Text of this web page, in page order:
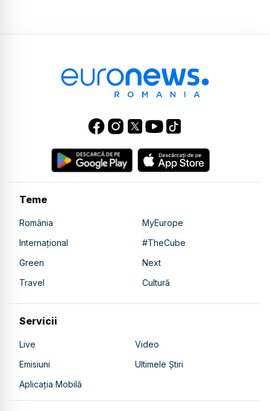
Teme
România
MyEurope
Internațional
#TheCube
Green
Next
Travel
Cultură
Servicii
Live
Video
Emisiuni
Ultimele Știri
Aplicația Mobilă